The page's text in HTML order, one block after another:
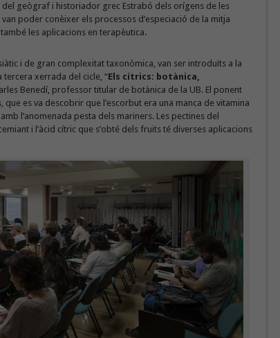
geògraf i historiador grec Estrabó dels orígens de les
poder conèixer els processos d’especiació de la mitja
les aplicacions en terapèutica.
i de gran complexitat taxonòmica, van ser introduïts a la
xerrada del cicle, “Els cítrics: botànica,
Benedí, professor titular de botànica de la UB. El ponent
que es va descobrir que l’escorbut era una manca de vitamina
l’anomenada pesta dels mariners. Les pectines del
i l’àcid cítric que s’obté dels fruits té diverses aplicacions